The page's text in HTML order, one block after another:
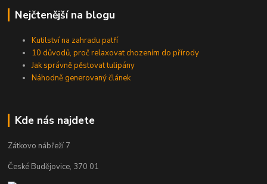
Nejčtenější na blogu
Kutilství na zahradu patří
10 důvodů, proč relaxovat chozením do přírody
Jak správně pěstovat tulipány
Náhodně generovaný článek
Kde nás najdete
Zátkovo nábřeží 7
České Budějovice, 370 01